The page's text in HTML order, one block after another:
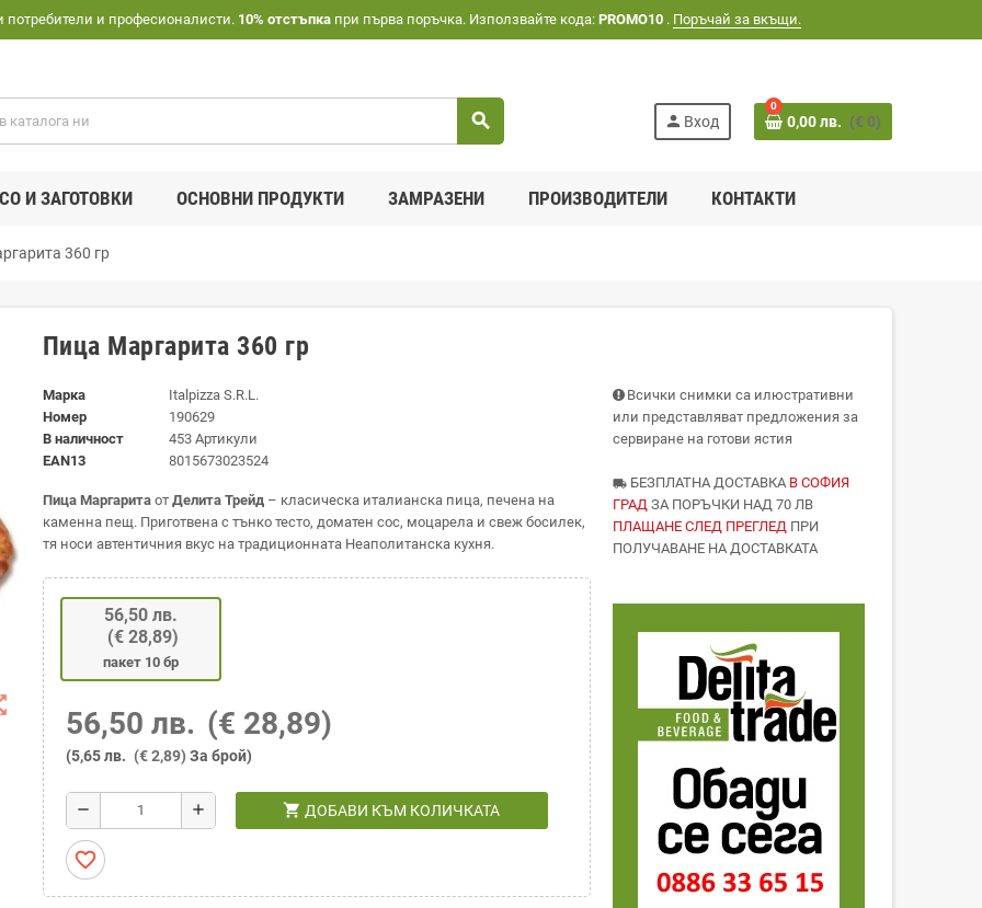
потребители и професионалисти. 10% отстъпкапри първа поръчка. Използвайте кода: PROMO10 . Поръчай за вкъщи.
search person Вход
0
0,00 лв. (€ 0)
И ЗАГОТОВКИ ОСНОВНИ ПРОДУКТИ ЗАМРАЗЕНИ ПРОИЗВОДИТЕЛИ КОНТАКТИ
360 гр
Пица Маргарита 360 гр
Марка
Italpizza S.R.L.
Номер
190629
В наличност
453 Артикули
EAN13
8015673023524
Пица Маргарита от Делита Трейд – класическа италианска пица, печена на
каменна пещ. Приготвена с тънко тесто, доматен сос, моцарела и свеж босилек,
тя носи автентичния вкус на традиционната Неаполитанска кухня.
56,50 лв.
(€ 28,89)
пакет 10 бр
56,50 лв. (€ 28,89)
(5,65 лв. (€ 2,89) За брой)
remove add shopping_cart ДОБАВИ КЪМ КОЛИЧКАТА
favorite_border
Всички снимки са илюстративни
или представляват предложения за
сервиране на готови ястия
local_shippingБЕЗПЛАТНА ДОСТАВКА В СОФИЯ
ГРАД ЗА ПОРЪЧКИ НАД 70 ЛВ
ПЛАЩАНЕ СЛЕД ПРЕГЛЕД ПРИ
ПОЛУЧАВАНЕ НА ДОСТАВКАТА